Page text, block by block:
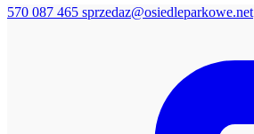
570 087 465 sprzedaz@osiedleparkowe.net